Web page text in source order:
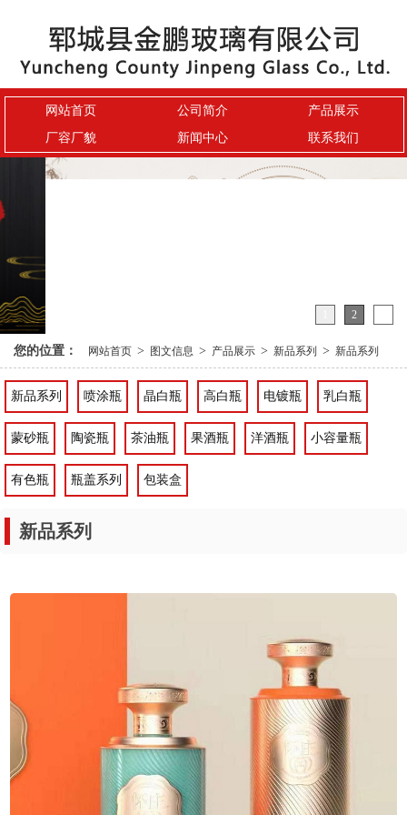
网站首页 公司简介
产品展示
厂容厂貌
新闻中心 联系我们
2
您的位置： 网站首页 > 图文信息 > 产品展示 > 新品系列 > 新品系列
新品系列 喷涂瓶 晶白瓶 高白瓶 电镀瓶 乳白瓶
蒙砂瓶 陶瓷瓶 茶油瓶 果酒瓶 洋酒瓶 小容量瓶
有色瓶 瓶盖系列 包装盒
新品系列